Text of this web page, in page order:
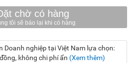
chờ có hàng
Doanh nghiệp tại Việt Nam lựa chọn:
không chi phí ẩn (Xem thêm)